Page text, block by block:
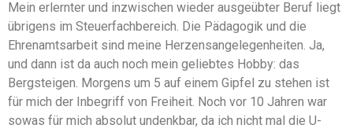
Mein erlernter und inzwischen wieder ausgeübter Beruf liegt
übrigens im Steuerfachbereich. Die Pädagogik und die
Ehrenamtsarbeit sind meine Herzensangelegenheiten. Ja,
und dann ist da auch noch mein geliebtes Hobby: das
Bergsteigen. Morgens um 5 auf einem Gipfel zu stehen ist
für mich der Inbegriff von Freiheit. Noch vor 10 Jahren war
sowas für mich absolut undenkbar, da ich nicht mal die U-